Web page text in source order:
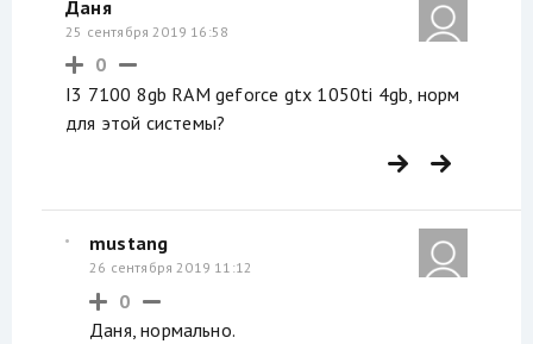
Даня
25 сентября 2019 16:58
0
I3 7100 8gb RAM geforce gtx 1050ti 4gb, норм
для этой системы?
mustang
26 сентября 2019 11:12
0
Даня, нормально.